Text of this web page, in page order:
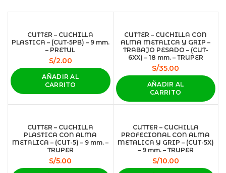
CUTTER – CUCHILLA
PLASTICA – (CUT-5PB) – 9 mm.
– PRETUL
S/2.00
AÑADIR AL
CARRITO
CUTTER – CUCHILLA CON
ALMA METALICA Y GRIP –
TRABAJO PESADO – (CUT-
6XX) – 18 mm. – TRUPER
S/35.00
AÑADIR AL
CARRITO
CUTTER – CUCHILLA
PLASTICA CON ALMA
METALICA – (CUT-5) – 9 mm. –
TRUPER
S/5.00
CUTTER – CUCHILLA
PROFECIONAL CON ALMA
METALICA Y GRIP – (CUT-5X)
– 9 mm. – TRUPER
S/10.00